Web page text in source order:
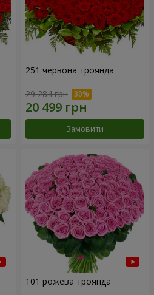
251 червона троянда
29 284 грн
Замовити
101 рожева троянда